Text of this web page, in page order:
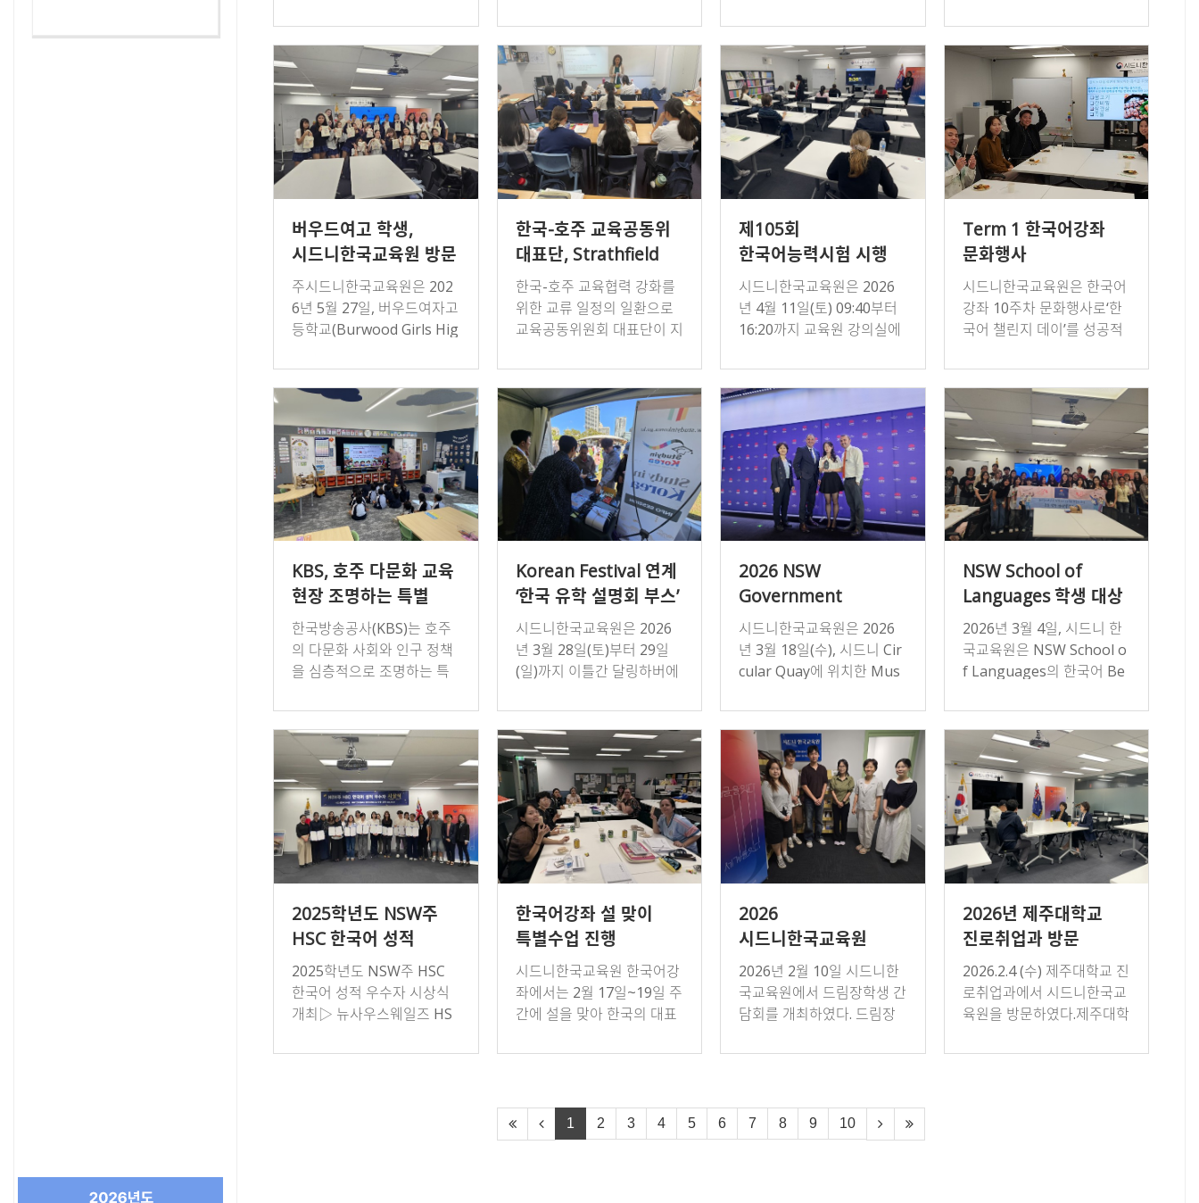
식과 한국문화 체험 활동을
운영하였다.이번 학기 문화
체험의 주제…
문화 행사를 진행하였다.이
번 행사는 전북국제협력진흥
원에서 Zoom을 통해 …
프로그램'을 운영했다.이번
프로그램에는 국민대학교,
광운대학교, …
드니한국교육원을 방문하였
다. 연수단은 권지영 교육원
장의 강의를 …
버우드여고 학생,
시드니한국교육원 방문
주시드니한국교육원은 202
6년 5월 27일, 버우드여자고
등학교(Burwood Girls Hig
상으로 교육원 방문 프로그
램을 운영하였다. 학생들은
한국-호주 교육공동위
대표단, Strathfield
Girls High School
방문…한국어 교육 현장
참관
한국-호주 교육협력 강화를
위한 교류 일정의 일환으로
교육공동위원회 대표단이 지
ls High School를 방문해
한국어 교육 현장을 찾…
제105회
한국어능력시험 시행
시드니한국교육원은 2026
년 4월 11일(토) 09:40부터
16:20까지 교육원 강의실에
을 시행하였다. 공정하고 안
전한 시험 환경 조성을 위해,
Term 1 한국어강좌
문화행사
한국어챌린지데이
시드니한국교육원은 한국어
강좌 10주차 문화행사로‘한
국어 챌린지 데이’를 성공적
는 수강생들이 수업에서 배
운 한국어를 활용하여말하기
와 발음을 연습하고, K-…
KBS, 호주 다문화 교육
현장 조명하는 특별
라디오 다큐멘터리
제작
한국방송공사(KBS)는 호주
의 다문화 사회와 인구 정책
을 심층적으로 조명하는 특
작했다. 이번 프로그램은 다
양한 문화적 배경을 가진 학
생들이 함께 성장하는 …
Korean Festival 연계
‘한국 유학 설명회 부스’
성황리 운영
시드니한국교육원은 2026
년 3월 28일(토)부터 29일
(일)까지 이틀간 달링하버에
사와 연계하여 ‘한국 유학 설
명회 부스’를 운영하였다.이
번…
2026 NSW
Government
Schools
International
Student Awards
시드니한국교육원은 2026
년 3월 18일(수), 시드니 Cir
cular Quay에 위치한 Mus
t(MCA)에서 개최된 「2026
NSW Go…
NSW School of
Languages 학생 대상
Study in Korea 홍보
및 한국문화 체험
프로그램 운영
2026년 3월 4일, 시드니 한
국교육원은 NSW School o
f Languages의 한국어 Be
로 한국문화 체험 프로그램
을 진행하였다. 이번 프로…
2025학년도 NSW주
HSC 한국어 성적
우수자 시상식 개최
2025학년도 NSW주 HSC
한국어 성적 우수자 시상식
개최▷ 뉴사우스웨일즈 HS
te)에 개설된 한국어 4개 과
한국어강좌 설 맞이
특별수업 진행
시드니한국교육원 한국어강
좌에서는 2월 17일~19일 주
간에 설을 맞아 한국의 대표
별 수업을 진행하였다. 참가
2026
시드니한국교육원
드림장학생 간담회
실시
2026년 2월 10일 시드니한
국교육원에서 드림장학생 간
담회를 개최하였다. 드림장
자가 참석하여 유학 적응 및
2026년 제주대학교
진로취업과 방문
2026.2.4 (수) 제주대학교 진
로취업과에서 시드니한국교
육원을 방문하였다.제주대학
시드니한국교육원을 방문해
1 2 3 4 5 6 7 8 9 10